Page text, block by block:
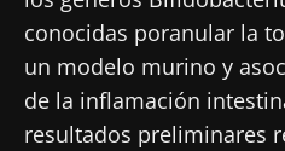
conocidas poranular la
un modelo murino y
de la inflamación
resultados preliminares
Está a punto de ser
nuestro sitio web.
le permitirá
microbiota.
noticias de Biocodex
He leído y acepto las
de uso y lapolítica de
Biocodex Microbiota